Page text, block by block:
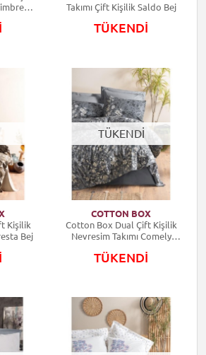
Takımı Çift Kişilik Saldo Bej
TÜKENDİ
Kişilik
Bej
TÜKENDİ
COTTON BOX
Cotton Box Dual Çift Kişilik
Nevresim Takımı Comely
TÜKENDİ